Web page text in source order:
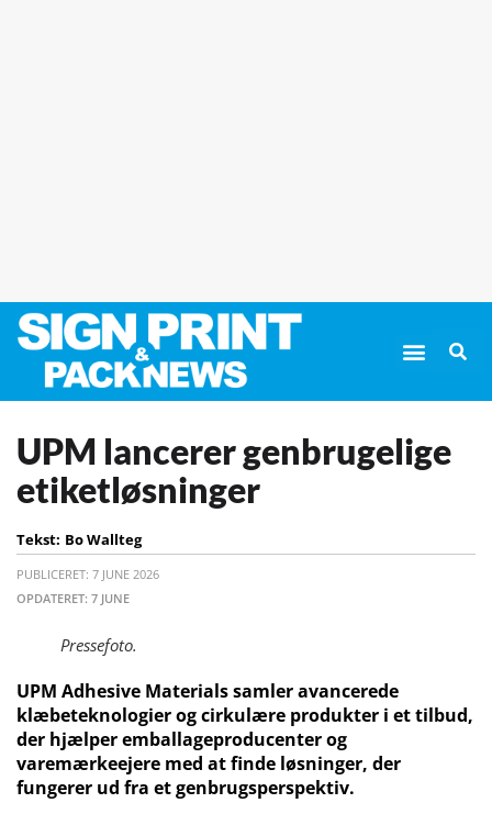
UPM lancerer genbrugelige
etiketløsninger
Tekst: Bo Wallteg
PUBLICERET: 7 JUNE 2026
OPDATERET: 7 JUNE
Pressefoto.
UPM Adhesive Materials samler avancerede
klæbeteknologier og cirkulære produkter i et tilbud,
der hjælper emballageproducenter og
varemærkeejere med at finde løsninger, der
fungerer ud fra et genbrugsperspektiv.